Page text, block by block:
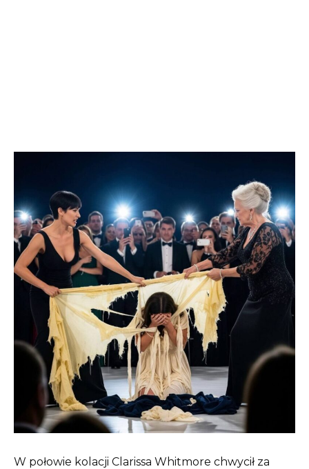
W połowie kolacji Clarissa Whitmore chwycił za